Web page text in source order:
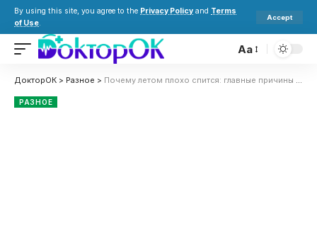
By using this site, you agree to the Privacy Policy and Terms
of Use.
Accept
Aa
ДокторОК > Разное > Почему летом плохо спится: главные причины и простые решения проблемы
РАЗНОЕ